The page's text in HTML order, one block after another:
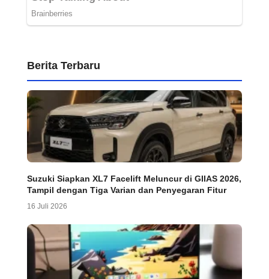
Berita Terbaru
Suzuki Siapkan XL7 Facelift Meluncur di GIIAS 2026,
Tampil dengan Tiga Varian dan Penyegaran Fitur
16 Juli 2026